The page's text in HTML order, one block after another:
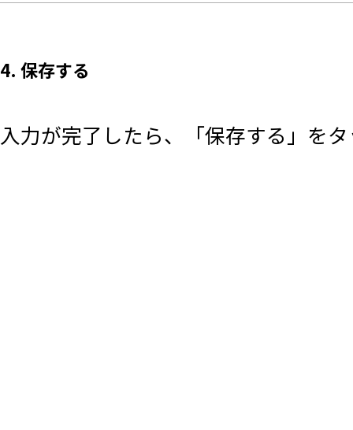
4. 保存する
入力が完了したら、「保存する」を